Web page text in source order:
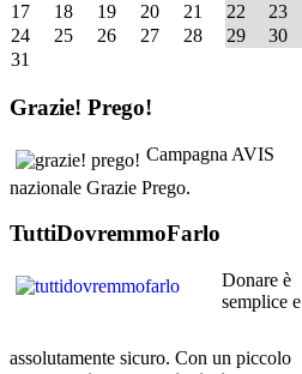
17
18 19 20 21 22
23
24
25 26 27 28 29
30
31
Grazie! Prego!
Campagna AVIS
nazionale Grazie Prego.
TuttiDovremmoFarlo
Donare è
semplice e
assolutamente sicuro. Con un piccolo